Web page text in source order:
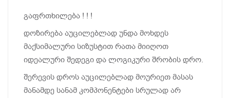
გაფრთხილება ! ! !
დოზირება აუცილებლად უნდა მოხდეს
მაქსიმალური სიზუსტით რათა მიიღოთ
იდეალური შედეგი და ლოგიკური შრობის დრო.
შერევის დროს აუცილებლად მოურიეთ მასას
მანამდე სანამ კომპონენტები სრულად არ